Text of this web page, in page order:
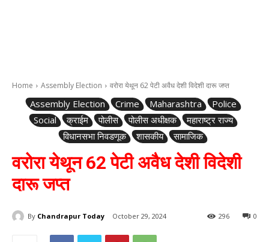
Home Assembly Election वरोरा येथून 62 पेटी अवैध देशी विदेशी दारू जप्त
Assembly Election Crime Maharashtra
Police
Social
क्राईम पोलीस पोलीस अधीक्षक
महाराष्ट्र राज्य
विधानसभा निवडणूक
शासकीय सामाजिक
वरोरा येथून 62 पेटी अवैध देशी विदेशी
दारू जप्त
By Chandrapur Today October 29, 2024 0
296